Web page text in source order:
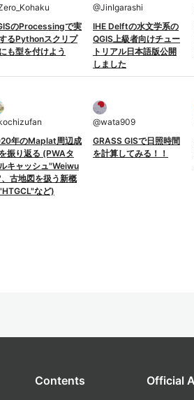
のProcessingで実
るPythonスクリプ
も型を付けよう
@JinIgarashi
IHE Delftの水文学系の
QGIS上級者向けチュー
トリアル日本語版公開
しました
年のMaplat周辺成
振り返る (PWAタ
キャッシュ"Weiwu
古地図を扱う新概
など)
@wata909
GRASS GISで日照時間
を計算してみる！！
Contents Official